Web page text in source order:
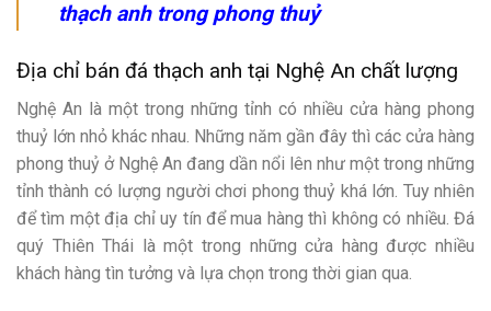
thạch anh trong phong thuỷ
Địa chỉ bán đá thạch anh tại Nghệ An chất lượng
Nghệ An là một trong những tỉnh có nhiều cửa hàng phong
thuỷ lớn nhỏ khác nhau. Những năm gần đây thì các cửa hàng
phong thuỷ ở Nghệ An đang dần nổi lên như một trong những
tỉnh thành có lượng người chơi phong thuỷ khá lớn. Tuy nhiên
để tìm một địa chỉ uy tín để mua hàng thì không có nhiều. Đá
quý Thiên Thái là một trong những cửa hàng được nhiều
khách hàng tìn tưởng và lựa chọn trong thời gian qua.